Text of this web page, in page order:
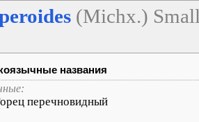
(Michx.) Small
названия
перечновидный